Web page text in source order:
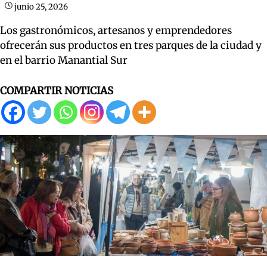
junio 25, 2026
Los gastronómicos, artesanos y emprendedores
ofrecerán sus productos en tres parques de la ciudad y
en el barrio Manantial Sur
COMPARTIR NOTICIAS